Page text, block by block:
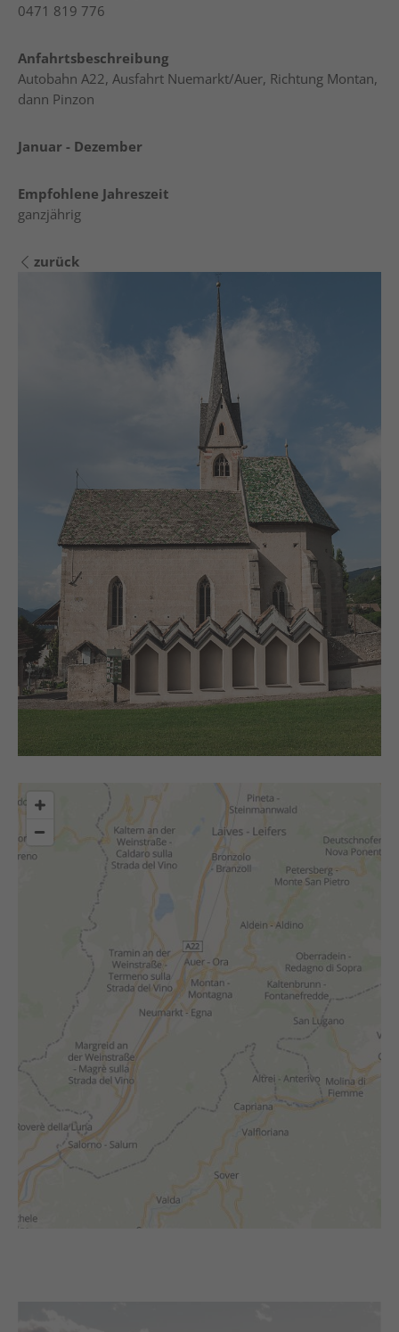
0471 819 776
Anfahrtsbeschreibung
Autobahn A22, Ausfahrt Nuemarkt/Auer, Richtung Montan,
dann Pinzon
Januar - Dezember
Empfohlene Jahreszeit
ganzjährig
zurück